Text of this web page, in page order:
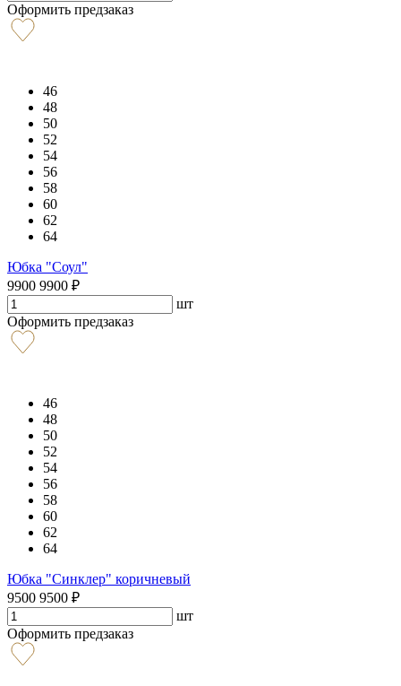
Оформить предзаказ
46
48
50
52
54
56
58
60
62
64
Юбка "Соул"
9900 9900 ₽
шт
Оформить предзаказ
46
48
50
52
54
56
58
60
62
64
Юбка "Синклер" коричневый
9500 9500 ₽
шт
Оформить предзаказ